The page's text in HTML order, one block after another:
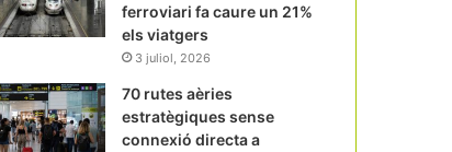
ferroviari fa caure un 21%
els viatgers
3 juliol, 2026
70 rutes aèries
estratègiques sense
connexió directa a